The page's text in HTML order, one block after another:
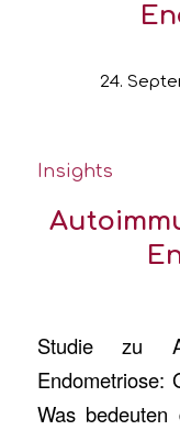
24.
Insights
Studie zu
Endometriose:
Was